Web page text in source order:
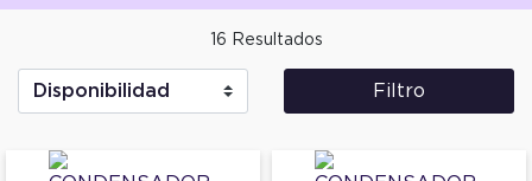
16 Resultados
Filtro